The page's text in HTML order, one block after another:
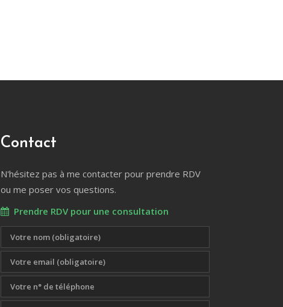
Contact
N'hésitez pas à me contacter pour prendre RDV
ou me poser vos questions.
Prendre RDV pour une consultation